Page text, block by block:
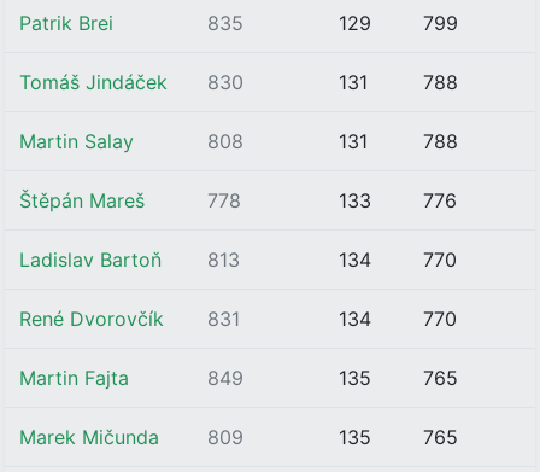
Patrik Brei 835 129 799
Tomáš Jindáček 830 131 788
Martin Salay 808 131 788
Štěpán Mareš 778 133 776
Ladislav Bartoň 813 134 770
René Dvorovčík 831 134 770
Martin Fajta 849 135 765
Marek Mičunda 809 135 765